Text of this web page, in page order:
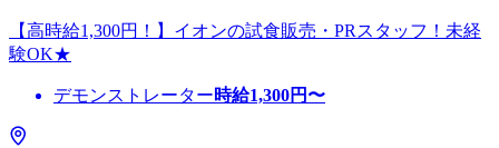
【高時給1,300円！】イオンの試食販売・PRスタッフ！未経
験OK★
デモンストレーター時給1,300円〜